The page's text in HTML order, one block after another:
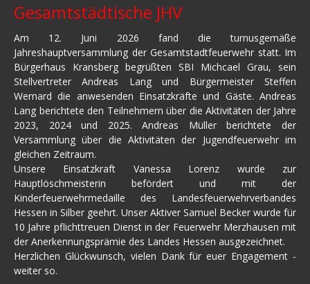
Gesamtstädtische JHV
Am 12. Juni 2026 fand die turnusgemäße
Jahreshauptversammlung der Gesamtstadtfeuerwehr statt. Im
Bürgerhaus Kransberg begrüßten SBI Michcael Grau, sein
Stellvertreter Andreas Lang und Bürgermeister Steffen
Wernard die anwesenden Einsatzkräfte und Gäste. Andreas
Lang berichtete den Teilnehmern über die Aktivitäten der Jahre
2023, 2024 und 2025. Andreas Müller berichtete der
Versammlung über die Aktivitäten der Jugendfeuerwehr im
gleichen Zeitraum.
Unsere Einsatzkraft Vanessa Lorenz wurde zur
Hauptlöschmeisterin befördert und mit der
Kinderfeuerwehrmedaille des Landesfeuerwehrverbandes
Hessen in Silber geehrt. Unser Aktiver Samuel Becker wurde für
10 Jahre pflichttreuen Dienst in der Feuerwehr Merzhausen mit
der Anerkennungsprämie des Landes Hessen ausgezeichnet.
Herzlichen Glückwunsch, vielen Dank für euer Engagement -
weiter so.